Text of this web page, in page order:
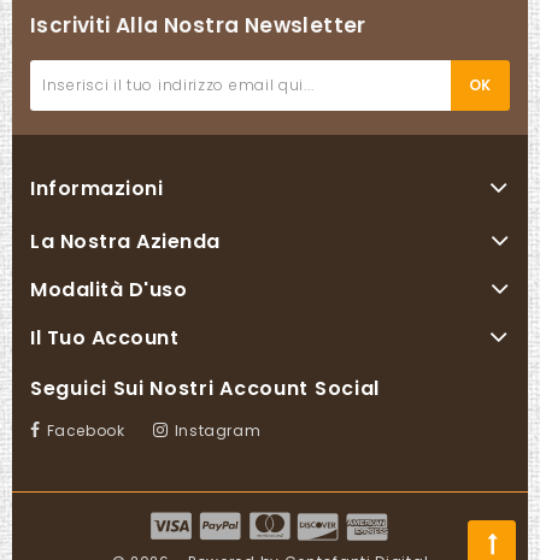
Iscriviti Alla Nostra Newsletter
Informazioni
La Nostra Azienda
Modalità D'uso
Il Tuo Account
Seguici Sui Nostri Account Social
Facebook Instagram